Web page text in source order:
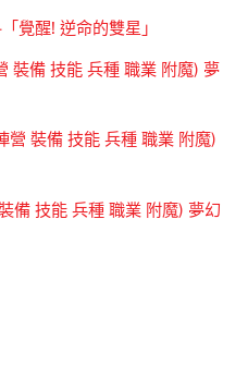
覺醒! 逆命的雙星」
裝備 技能 兵種 職業 附魔) 夢
營 裝備 技能 兵種 職業 附魔)
備 技能 兵種 職業 附魔) 夢幻